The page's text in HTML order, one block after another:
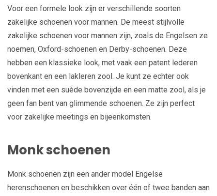
Voor een formele look zijn er verschillende soorten
zakelijke schoenen voor mannen. De meest stijlvolle
zakelijke schoenen voor mannen zijn, zoals de Engelsen ze
noemen, Oxford-schoenen en Derby-schoenen. Deze
hebben een klassieke look, met vaak een patent lederen
bovenkant en een lakleren zool. Je kunt ze echter ook
vinden met een suède bovenzijde en een matte zool, als je
geen fan bent van glimmende schoenen. Ze zijn perfect
voor zakelijke meetings en bijeenkomsten.
Monk schoenen
Monk schoenen zijn een ander model Engelse
herenschoenen en beschikken over één of twee banden aan